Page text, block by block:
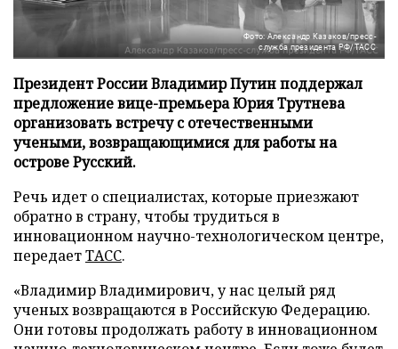
Фото: Александр Казаков/пресс-
служба президента РФ/ТАСС
Президент России Владимир Путин поддержал
предложение вице-премьера Юрия Трутнева
организовать встречу с отечественными
учеными, возвращающимися для работы на
острове Русский.
Речь идет о специалистах, которые приезжают
обратно в страну, чтобы трудиться в
инновационном научно-технологическом центре,
передаетТАСС.
«Владимир Владимирович, у нас целый ряд
ученых возвращаются в Российскую Федерацию.
Они готовы продолжать работу в инновационном